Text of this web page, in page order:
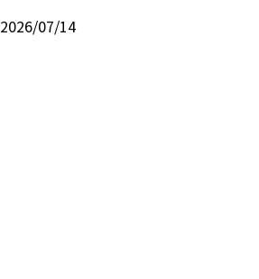
2026/07/14